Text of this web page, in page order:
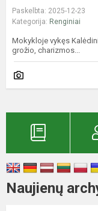
Paskelbta: 2025-12-23
Kategorija: Renginiai
Mokykloje vykęs
grožio, charizmos...
Naujienų